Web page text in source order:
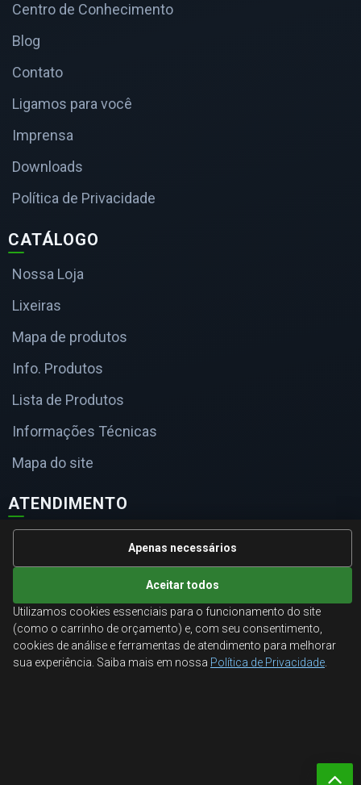
Centro de Conhecimento
Blog
Contato
Ligamos para você
Imprensa
Downloads
Política de Privacidade
CATÁLOGO
Nossa Loja
Lixeiras
Mapa de produtos
Info. Produtos
Lista de Produtos
Informações Técnicas
Mapa do site
ATENDIMENTO
Orçamentos corporativos, condições para empresas e
suporte especializado.
Fale conosco
Apenas necessários
Aceitar todos
Utilizamos cookies essenciais para o funcionamento do site
(como o carrinho de orçamento) e, com seu consentimento,
cookies de análise e ferramentas de atendimento para melhorar
sua experiência. Saiba mais em nossa Política de Privacidade